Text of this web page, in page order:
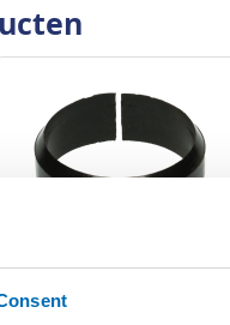
ring voor Ø 48 mm